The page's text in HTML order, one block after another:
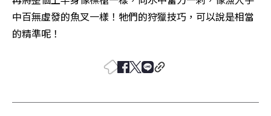
中百無虛發的魚叉一樣！牠們的狩獵技巧，可以說是相當
的精準呢！